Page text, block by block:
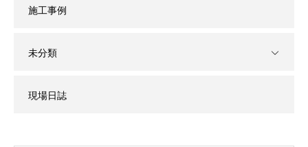
施工事例
未分類
現場日誌